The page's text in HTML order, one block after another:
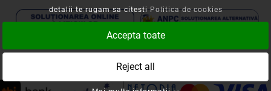
Copyright © 2008-2026 - Cartuseria.ro
Politica SOL
detalii te rugam sa citestiPolitica de cookies
Accepta toate
Reject all